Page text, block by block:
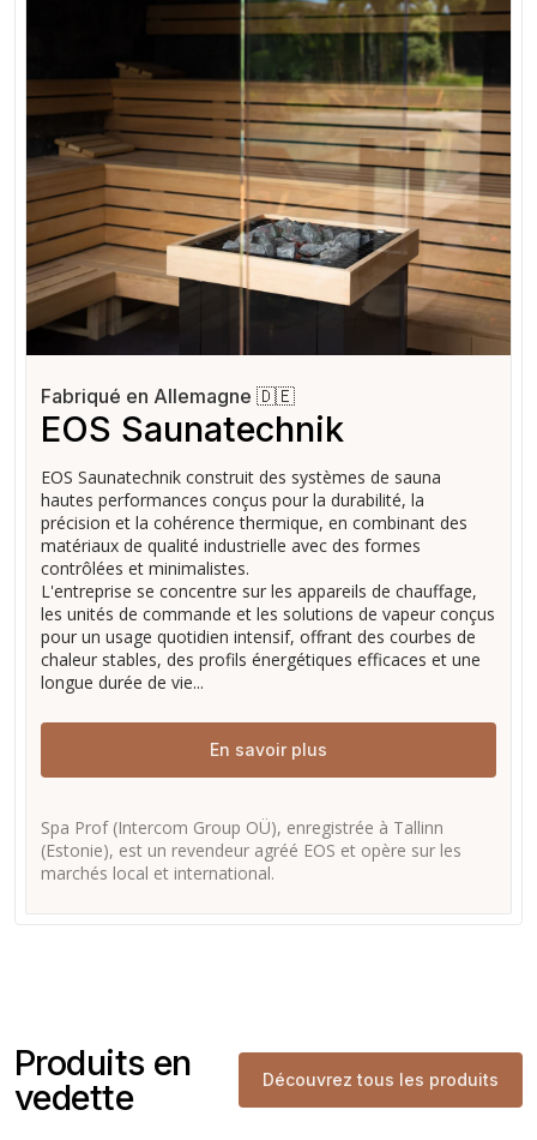
Fabriqué en Allemagne 🇩🇪
EOS Saunatechnik
EOS Saunatechnik construit des systèmes de sauna
hautes performances conçus pour la durabilité, la
précision et la cohérence thermique, en combinant des
matériaux de qualité industrielle avec des formes
contrôlées et minimalistes.
L'entreprise se concentre sur les appareils de chauffage,
les unités de commande et les solutions de vapeur conçus
pour un usage quotidien intensif, offrant des courbes de
chaleur stables, des profils énergétiques efficaces et une
longue durée de vie...
En savoir plus
Spa Prof (Intercom Group OÜ), enregistrée à Tallinn
(Estonie), est un revendeur agréé EOS et opère sur les
marchés local et international.
Produits en
vedette
Découvrez tous les produits